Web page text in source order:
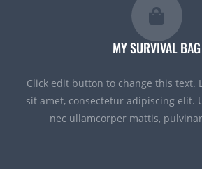
MY SURVIVAL BAG
Click edit button to change this text.
sit amet, consectetur adipiscing elit.
nec ullamcorper mattis,